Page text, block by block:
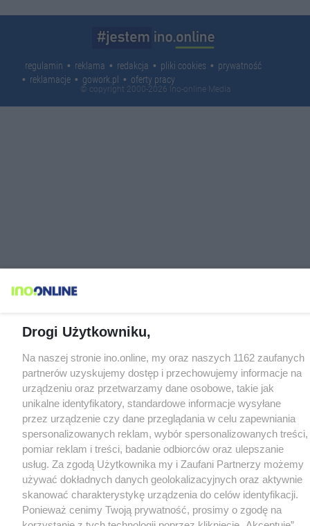
regulamin reklama redakcja pliki cookies
prywatność
reklamacje
gowork.pl oferty pracy
© copyright 2000-2026 Ino-online Media
Drogi Użytkowniku,
Na naszej stronie ino.online, my oraz naszych 1162 zaufanych
partnerów uzyskujemy dostęp i przechowujemy informacje na
urządzeniu oraz przetwarzamy dane osobowe, takie jak
unikalne identyfikatory, standardowe informacje wysyłane
przez urządzenie czy dane przeglądania w celu zapewniania
spersonalizowanych reklam, wybór spersonalizowanych treści,
pomiar reklam i treści, badanie odbiorców oraz ulepszanie
usług. Za zgodą Użytkownika my i Zaufani Partnerzy możemy
używać dokładnych danych geolokalizacyjnych oraz aktywnie
skanować charakterystykę urządzenia do celów identyfikacji.
Ponieważ cenimy Twoją prywatność, prosimy o zgodę na